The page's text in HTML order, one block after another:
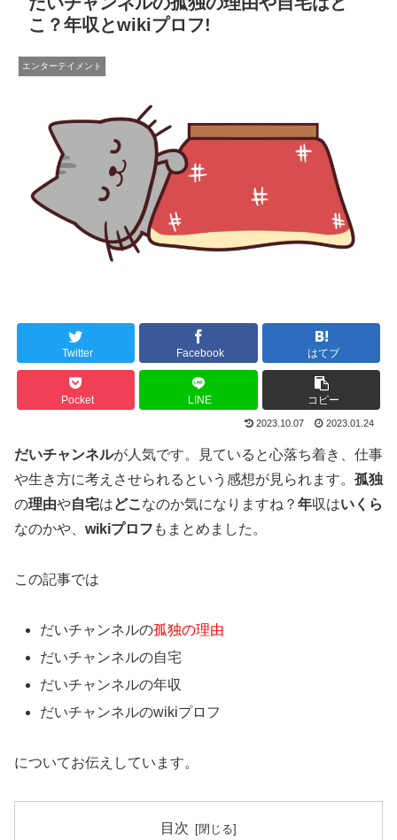
こ？年収とwikiプロフ!
エンターテイメント
Twitter Facebook はてブ
Pocket LINE コピー
2023.10.07 2023.01.24
だいチャンネルが人気です。見ていると心落ち着き、仕事
や生き方に考えさせられるという感想が見られます。 孤独
の理由や自宅はどこ なのか気になりますね？ 年収はいくら
なのかや、 wikiプロフ もまとめました。
この記事では
だいチャンネルの孤独の理由
だいチャンネルの自宅
だいチャンネルの年収
だいチャンネルのwikiプロフ
についてお伝えしています。
目次